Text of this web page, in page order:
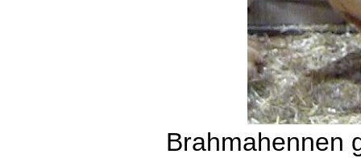
Brahmahennen